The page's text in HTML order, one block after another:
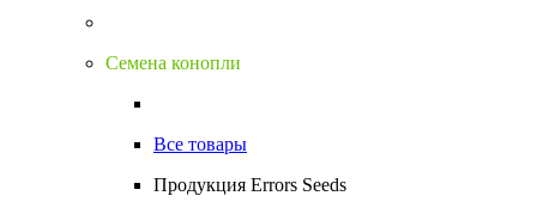
Семена конопли
Все товары
Продукция Errors Seeds